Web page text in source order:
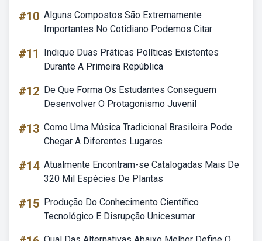
#10 Alguns Compostos São Extremamente
Importantes No Cotidiano Podemos Citar
#11
Indique Duas Práticas Políticas Existentes
Durante A Primeira República
#12 De Que Forma Os Estudantes Conseguem
Desenvolver O Protagonismo Juvenil
#13 Como Uma Música Tradicional Brasileira Pode
Chegar A Diferentes Lugares
#14 Atualmente Encontram-se Catalogadas Mais De
320 Mil Espécies De Plantas
#15 Produção Do Conhecimento Científico
Tecnológico E Disrupção Unicesumar